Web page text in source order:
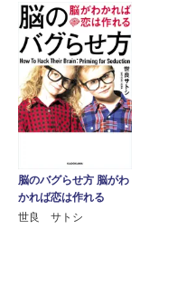
脳のバグらせ方 脳がわ
かれば恋は作れる
世良 サトシ